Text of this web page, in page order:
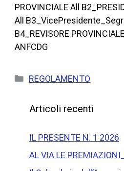
PROVINCIALE All
All
B4_REVISORE
ANFCDG
REGOLAMENTO
Articoli recenti
IL PRESENTE N. 1 2026
AL VIA LE